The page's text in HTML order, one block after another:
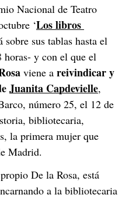
Nacional de Teatro
‘Los libros
sobre sus tablas hasta el
horas- y con el que el
viene a reivindicar y
Juanita Capdevielle,
número 25, el 12 de
bibliotecaria,
la primera mujer que
Madrid.
De la Rosa, está
a la bibliotecaria